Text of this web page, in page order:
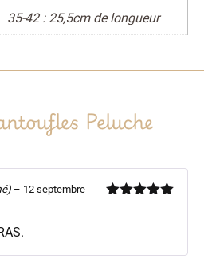
35-42 : 25,5cm de longueur
Peluche
– 12 septembre